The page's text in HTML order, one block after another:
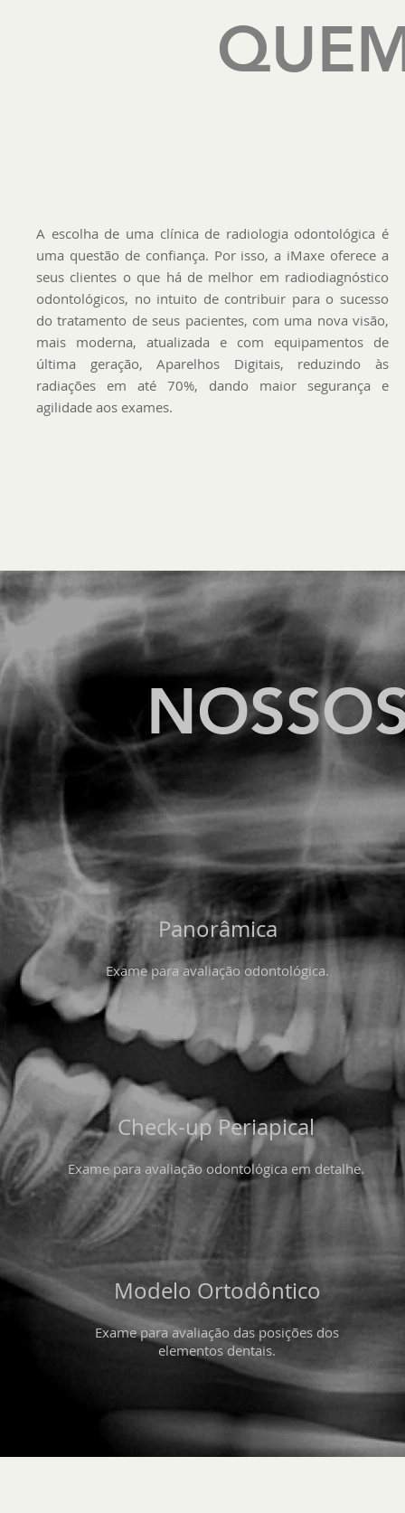
A escolha de uma clínica de radiologia odontológica é
uma questão de confiança. Por isso, a iMaxe oferece a
seus clientes o que há de melhor em radiodiagnóstico
odontológicos, no intuito de contribuir para o sucesso
do tratamento de seus pacientes, com uma nova visão,
mais moderna, atualizada e com equipamentos de
última geração, Aparelhos Digitais, reduzindo às
radiações em até 70%, dando maior segurança e
agilidade aos exames.
Panorâmica
Exame para avaliação odontológica.
Check-up Periapical
Exame para avaliação odontológica em detalhe.
Modelo Ortodôntico
Exame para avaliação das posições dos
elementos dentais.